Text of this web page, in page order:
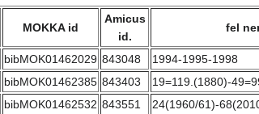
MOKKA id
Amicus
id.
fel
bibMOK01462029 843048
1994-1995-1998
bibMOK01462385 843403
19=119.(1880)-
bibMOK01462532 843551
24(1960/61)-